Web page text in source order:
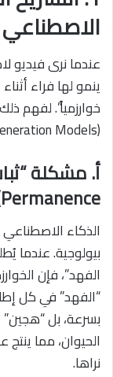
الاصطناعي
عندما نرى فيديو
ينمو لها فراء
خوارزمياً”. لفهم
(Video Generation Models):
Permanence)
الذكاء
بيولوجية. عندما
الفهد”، فإن
بسرعة، بل
نراها.